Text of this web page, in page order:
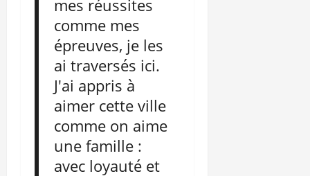
mes réussites
comme mes
épreuves, je les
ai traversés ici.
J'ai appris à
aimer cette ville
comme on aime
une famille :
avec loyauté et